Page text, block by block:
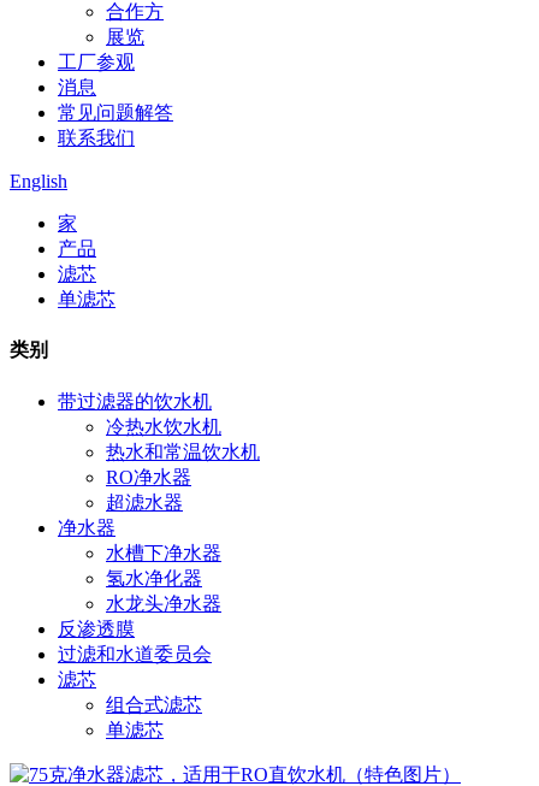
合作方
展览
工厂参观
消息
常见问题解答
联系我们
English
家
产品
滤芯
单滤芯
类别
带过滤器的饮水机
冷热水饮水机
热水和常温饮水机
RO净水器
超滤水器
净水器
水槽下净水器
氢水净化器
水龙头净水器
反渗透膜
过滤和水道委员会
滤芯
组合式滤芯
单滤芯